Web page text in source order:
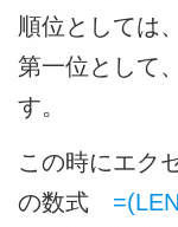
順位としては
第一位として
す。
この時にエク
の数式